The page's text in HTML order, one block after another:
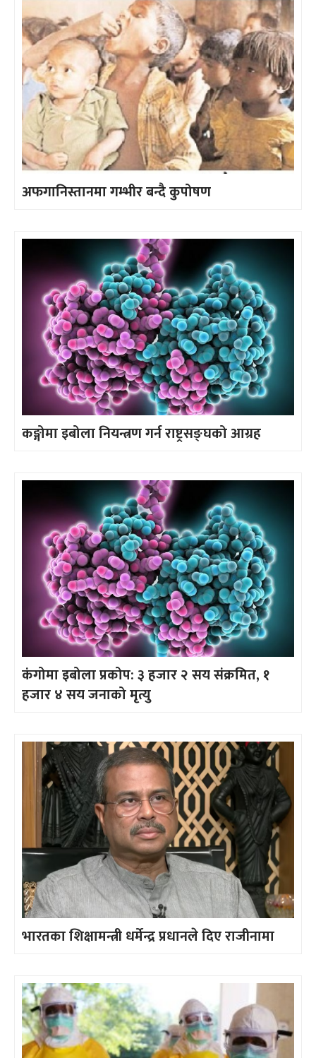
अफगानिस्तानमा गम्भीर बन्दै कुपोषण
कङ्गोमा इबोला नियन्त्रण गर्न राष्ट्रसङ्घको आग्रह
कंगोमा इबोला प्रकोप: ३ हजार २ सय संक्रमित, १
हजार ४ सय जनाको मृत्यु
भारतका शिक्षामन्त्री धर्मेन्द्र प्रधानले दिए राजीनामा